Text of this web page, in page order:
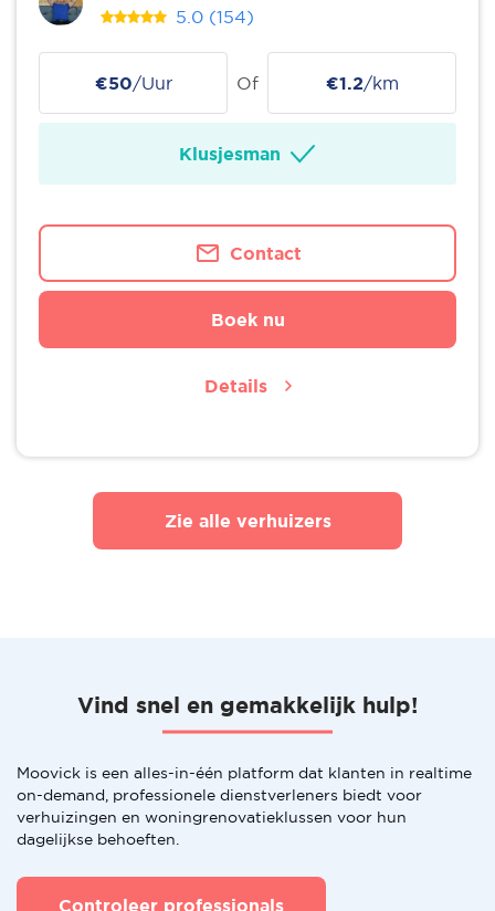
5.0 (154)
€50/Uur Of €1.2/km
Klusjesman
Contact
Boek nu
Details
Zie alle verhuizers
Vind snel en gemakkelijk hulp!
Moovick is een alles-in-één platform dat klanten in realtime
on-demand, professionele dienstverleners biedt voor
verhuizingen en woningrenovatieklussen voor hun
dagelijkse behoeften.
Controleer professionals